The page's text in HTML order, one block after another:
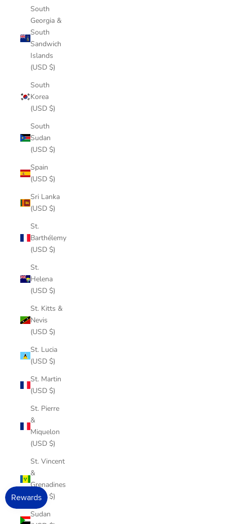
South
Georgia &
South
Sandwich
Islands
(USD $)
South
Korea
(USD $)
South
Sudan
(USD $)
Spain
(USD $)
Sri Lanka
(USD $)
St.
Barthélemy
(USD $)
St.
Helena
(USD $)
St. Kitts &
Nevis
(USD $)
St. Lucia
(USD $)
St. Martin
(USD $)
St. Pierre
&
Miquelon
(USD $)
St. Vincent
&
Grenadines
(USD $)
Sudan